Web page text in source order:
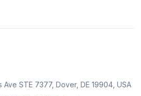
Ave STE 7377, Dover, DE 19904, USA